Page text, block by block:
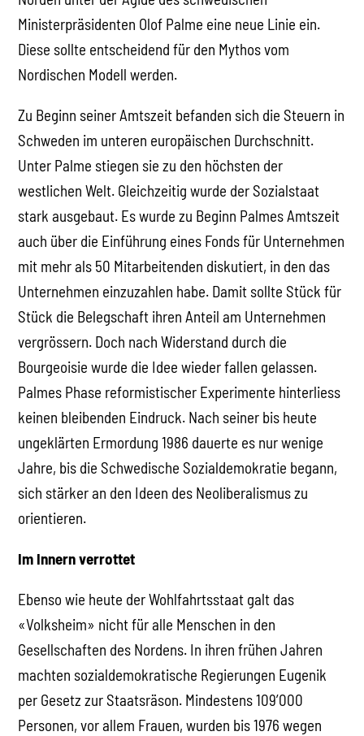
Ministerpräsidenten Olof Palme eine neue Linie ein.
Diese sollte entscheidend für den Mythos vom
Nordischen Modell werden.
Zu Beginn seiner Amtszeit befanden sich die Steuern in
Schweden im unteren europäischen Durchschnitt.
Unter Palme stiegen sie zu den höchsten der
westlichen Welt. Gleichzeitig wurde der Sozialstaat
stark ausgebaut. Es wurde zu Beginn Palmes Amtszeit
auch über die Einführung eines Fonds für Unternehmen
mit mehr als 50 Mitarbeitenden diskutiert, in den das
Unternehmen einzuzahlen habe. Damit sollte Stück für
Stück die Belegschaft ihren Anteil am Unternehmen
vergrössern. Doch nach Widerstand durch die
Bourgeoisie wurde die Idee wieder fallen gelassen.
Palmes Phase reformistischer Experimente hinterliess
keinen bleibenden Eindruck. Nach seiner bis heute
ungeklärten Ermordung 1986 dauerte es nur wenige
Jahre, bis die Schwedische Sozialdemokratie begann,
sich stärker an den Ideen des Neoliberalismus zu
orientieren.
Im Innern verrottet
Ebenso wie heute der Wohlfahrtsstaat galt das
«Volksheim» nicht für alle Menschen in den
Gesellschaften des Nordens. In ihren frühen Jahren
machten sozialdemokratische Regierungen Eugenik
per Gesetz zur Staatsräson. Mindestens 109’000
Personen, vor allem Frauen, wurden bis 1976 wegen